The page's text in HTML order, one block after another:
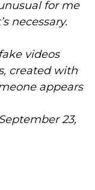
for me
necessary.
videos
created with
appears
23,